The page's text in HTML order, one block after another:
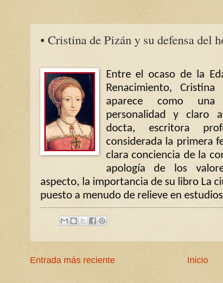
• Cristina de Pizán y su defensa del
Entre el ocaso de la
Renacimiento,
aparece como
personalidad y claro
docta, escritora
considerada la primera
clara conciencia de la
apología de los
aspecto, la importancia de su libro La
puesto a menudo de relieve en
Entrada más reciente Inicio